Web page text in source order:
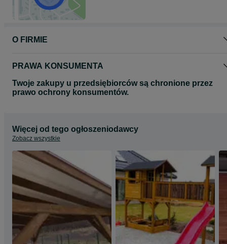
O FIRMIE
PRAWA KONSUMENTA
Twoje zakupy u przedsiębiorców są chronione przez
prawo ochrony konsumentów.
Więcej od tego ogłoszeniodawcy
Zobacz wszystkie